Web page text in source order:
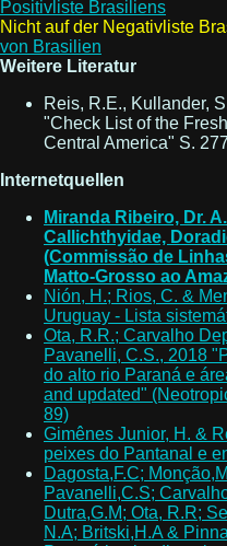
Positivliste Brasiliens
Nicht auf der Negativliste
von Brasilien
Weitere Literatur
Reis, R.E., Kullander,
"Check List of the
Central America" S. 277
Internetquellen
Miranda Ribeiro, Dr.
Callichthyidae,
(Commissão de
Matto-Grosso ao
Nión, H.; Rios, C. &
Uruguay - Lista
Ota, R.R.; Carvalho
Pavanelli, C.S., 2018
do alto rio Paraná e
and updated"
89)
Gimênes Junior, H. &
peixes do Pantanal e
Dagosta,F.C;
Pavanelli,C.S;
Dutra,G.M; Ota, R.R;
N.A; Britski,H.A &